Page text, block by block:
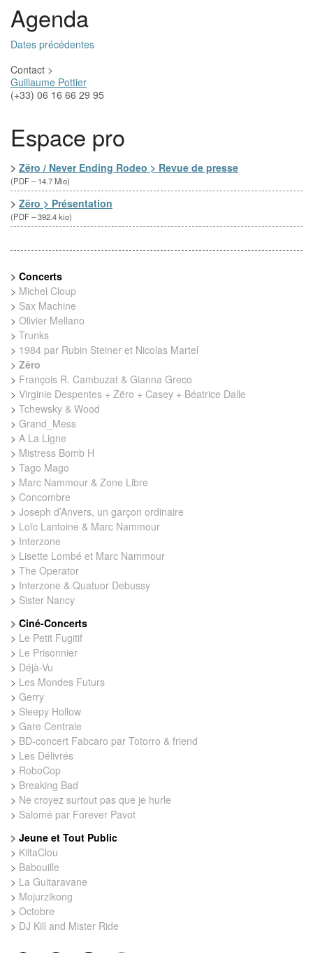
Agenda
Dates précédentes
Contact >
Guillaume Pottier
(+33) ‭06 16 66 29 95‬
Espace pro
> Zëro / Never Ending Rodeo > Revue de presse
(PDF – 14.7 Mio)
> Zëro > Présentation
(PDF – 392.4 kio)
> Concerts
> Michel Cloup
> Sax Machine
> Olivier Mellano
> Trunks
> 1984 par Rubin Steiner et Nicolas Martel
> Zëro
> François R. Cambuzat & Gianna Greco
> Virginie Despentes + Zëro + Casey + Béatrice Dalle
> Tchewsky & Wood
> Grand_Mess
> A La Ligne
> Mistress Bomb H
> Tago Mago
> Marc Nammour & Zone Libre
> Concombre
> Joseph d’Anvers, un garçon ordinaire
> Loïc Lantoine & Marc Nammour
> Interzone
> Lisette Lombé et Marc Nammour
> The Operator
> Interzone & Quatuor Debussy
> Sister Nancy
> Ciné-Concerts
> Le Petit Fugitif
> Le Prisonnier
> Déjà-Vu
> Les Mondes Futurs
> Gerry
> Sleepy Hollow
> Gare Centrale
> BD-concert Fabcaro par Totorro & friend
> Les Délivrés
> RoboCop
> Breaking Bad
> Ne croyez surtout pas que je hurle
> Salomé par Forever Pavot
> Jeune et Tout Public
> KiltaClou
> Babouille
> La Guitaravane
> Mojurzikong
> Octobre
> DJ Kill and Mister Ride